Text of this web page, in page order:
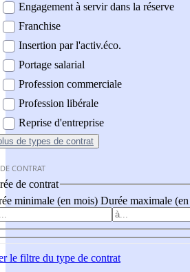
Engagement à servir dans la réserve
Franchise
Insertion par l'activ.éco.
Portage salarial
Profession commerciale
Profession libérale
Reprise d'entreprise
de types de contrat
CONTRAT
de contrat
minimale (en mois) Durée maximale
le filtre du type de contrat